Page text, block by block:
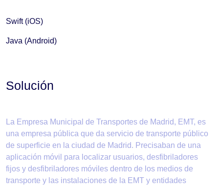
Swift (iOS)
Java (Android)
Solución
La Empresa Municipal de Transportes de Madrid, EMT, es
una empresa pública que da servicio de transporte público
de superficie en la ciudad de Madrid. Precisaban de una
aplicación móvil para localizar usuarios, desfibriladores
fijos y desfibriladores móviles dentro de los medios de
transporte y las instalaciones de la EMT y entidades